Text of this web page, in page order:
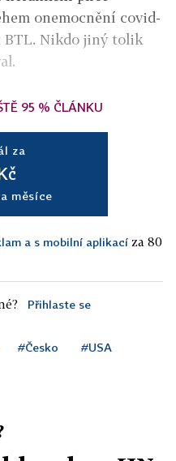
onemocnění covid-
BTL. Nikdo jiný tolik
95 % ČLÁNKU
za
měsíce
a s mobilní aplikací za 80
Přihlaste se
#Česko #USA